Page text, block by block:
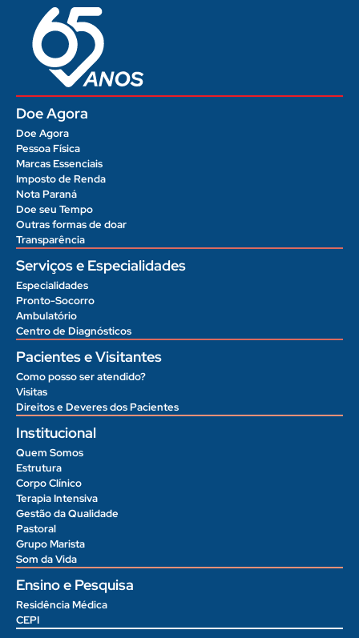
Doe Agora
Doe Agora
Pessoa Física
Marcas Essenciais
Imposto de Renda
Nota Paraná
Doe seu Tempo
Outras formas de doar
Transparência
Serviços e Especialidades
Especialidades
Pronto-Socorro
Ambulatório
Centro de Diagnósticos
Pacientes e Visitantes
Como posso ser atendido?
Visitas
Direitos e Deveres dos Pacientes
Institucional
Quem Somos
Estrutura
Corpo Clínico
Terapia Intensiva
Gestão da Qualidade
Pastoral
Grupo Marista
Som da Vida
Ensino e Pesquisa
Residência Médica
CEPI